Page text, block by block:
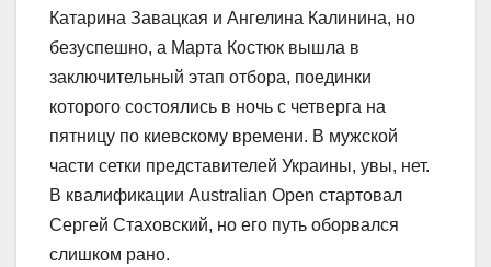
Катарина Завацкая и Ангелина Калинина, но
безуспешно, а Марта Костюк вышла в
заключительный этап отбора, поединки
которого состоялись в ночь с четверга на
пятницу по киевскому времени. В мужской
части сетки представителей Украины, увы, нет.
В квалификации Australian Open стартовал
Сергей Стаховский, но его путь оборвался
слишком рано.